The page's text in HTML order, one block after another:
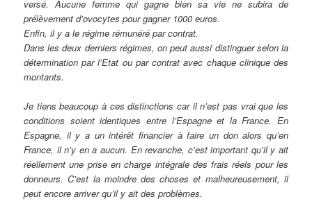
versé. Aucune femme qui gagne bien sa vie ne subira de
prélèvement d’ovocytes pour gagner 1000 euros.
Enfin, il y a le régime rémunéré par contrat.
Dans les deux derniers régimes, on peut aussi distinguer selon la
détermination par l’Etat ou par contrat avec chaque clinique des
montants.
Je tiens beaucoup à ces distinctions car il n’est pas vrai que les
conditions soient identiques entre l’Espagne et la France. En
Espagne, il y a un intérêt financier à faire un don alors qu’en
France, il n’y en a aucun. En revanche, c’est important qu’il y ait
réellement une prise en charge intégrale des frais réels pour les
donneurs. C’est la moindre des choses et malheureusement, il
peut encore arriver qu’il y ait des problèmes.